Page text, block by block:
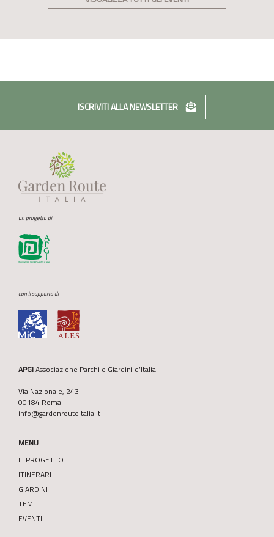
ISCRIVITI ALLA NEWSLETTER
un progetto di
con il supporto di
APGIAssociazione Parchi e Giardini d’Italia
Via Nazionale, 243
00184 Roma
info@gardenrouteitalia.it
MENU
IL PROGETTO
ITINERARI
GIARDINI
TEMI
EVENTI